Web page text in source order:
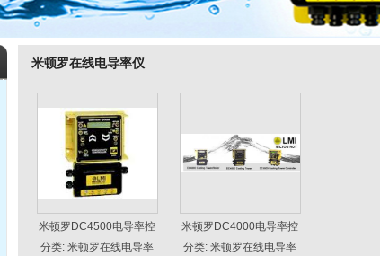
米顿罗在线电导率仪
米顿罗DC4500电导率控
制器
分类: 米顿罗在线电导率
米顿罗DC4000电导率控
制仪
分类: 米顿罗在线电导率